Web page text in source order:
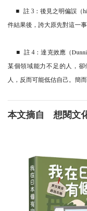
■ 註 3：後見之明偏誤（
件結果後，誇大原先對這一
■ 註 4：達克效應（
某個領域能力不足的人，
人，反而可能低估自己。簡
本文摘自 想閱文